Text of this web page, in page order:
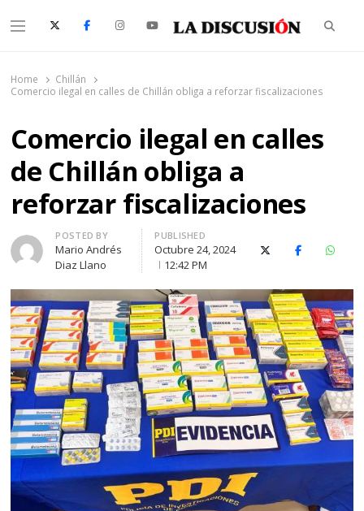
Menu
Home
Chillán
Comercio ilegal en calles de Chillán obliga a reforzar fiscalizaciones
Comercio ilegal en calles
de Chillán obliga a
reforzar fiscalizaciones
Author
POSTED BY
Mario Andrés
Diaz Llano
PUBLISHED
Octubre 24, 2024
12:42 PM
X (Twitter)Facebook